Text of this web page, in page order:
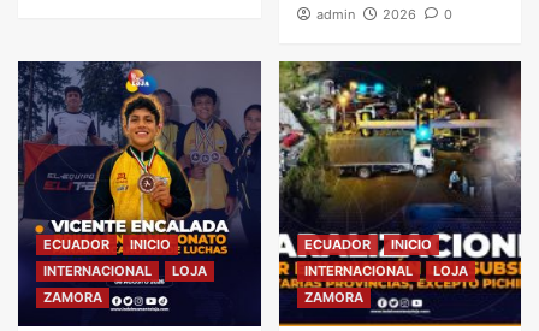
admin 2026 0
ECUADOR
INICIO
INTERNACIONAL
LOJA
ZAMORA
ECUADOR
INICIO
INTERNACIONAL
LOJA
ZAMORA